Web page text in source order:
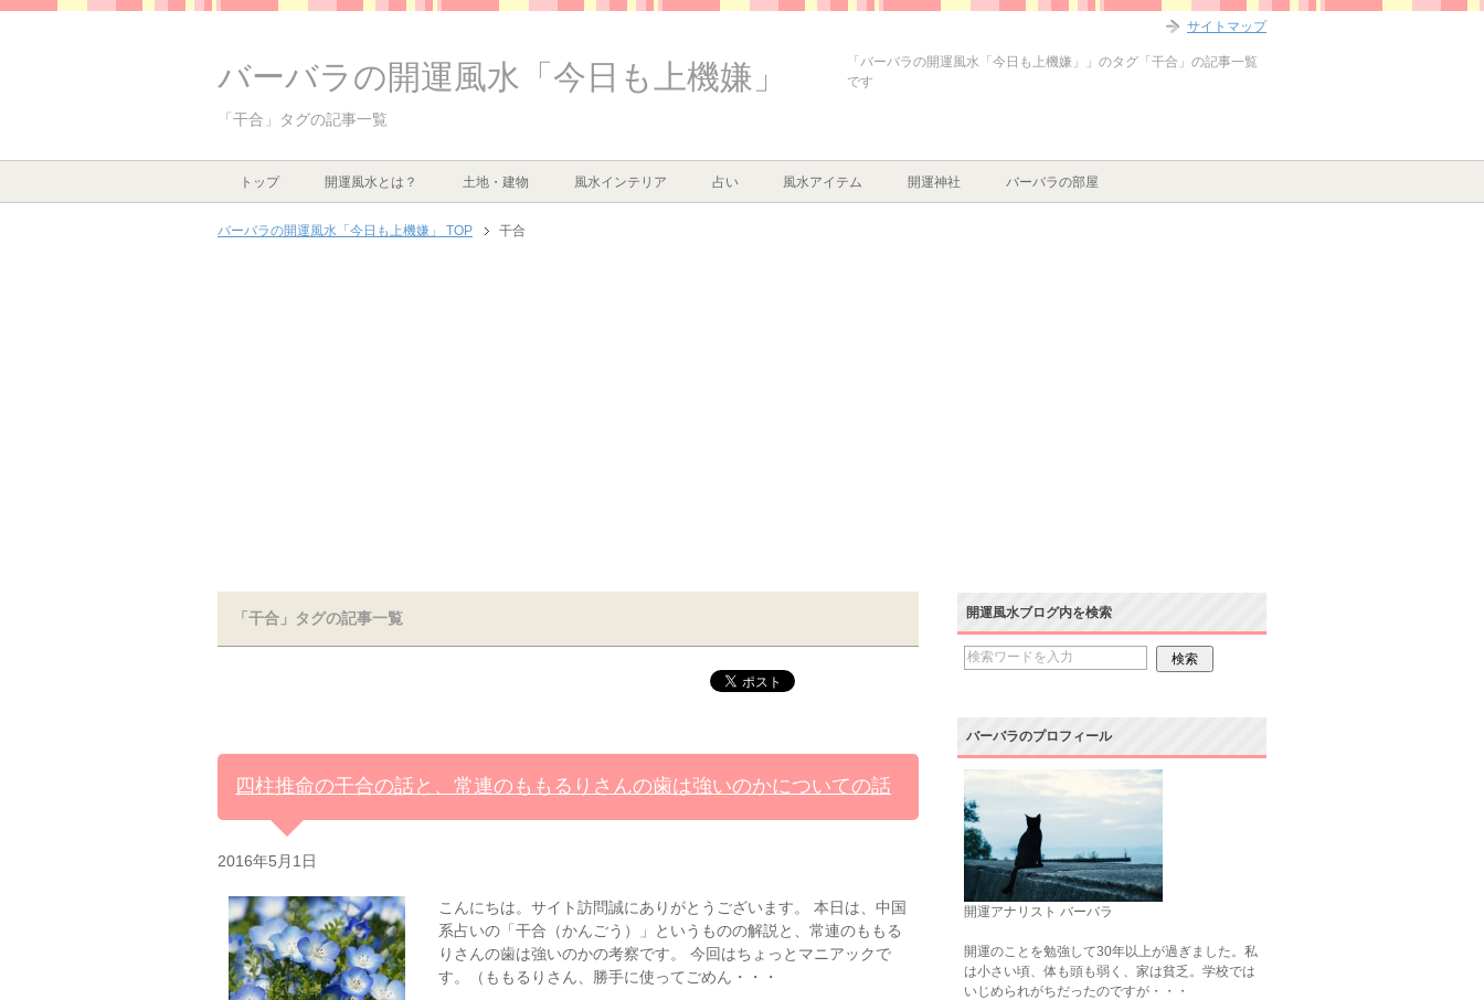
バーバラの開運風水「今日も上機嫌」
「干合」タグの記事一覧
「バーバラの開運風水「今日も上機嫌」」のタグ「干合」の記事一覧
です
トップ 開運風水とは？ 土地・建物 風水インテリア 占い 風水アイテム 開運神社 バーバラの部屋
バーバラの開運風水「今日も上機嫌」 TOP 干合
「干合」タグの記事一覧
四柱推命の干合の話と、常連のももるりさんの歯は強いのかについての話
2016年5月1日
こんにちは。サイト訪問誠にありがとうございます。 本日は、中国
系占いの「干合（かんごう）」というものの解説と、常連のももる
りさんの歯は強いのかの考察です。 今回はちょっとマニアックで
す。（ももるりさん、勝手に使ってごめん・・・
開運風水ブログ内を検索
バーバラのプロフィール
開運アナリスト バーバラ
開運のことを勉強して30年以上が過ぎました。私
は小さい頃、体も頭も弱く、家は貧乏。学校では
いじめられがちだったのですが・・・
サイトマップ